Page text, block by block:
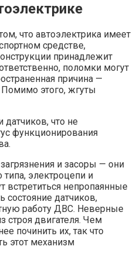
что автоэлектрика имеет
средстве,
принадлежит
поломки могут
причина —
этого, жгуты
датчиков, что не
функционирования
и засоры — они
типа, электроцепи и
встретиться непропаянные
состояние датчиков,
работу ДВС. Неверные
строя двигателя. Чем
починить их, так что
этот механизм